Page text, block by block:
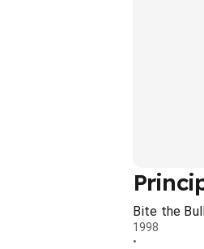
Bite the
1998
•